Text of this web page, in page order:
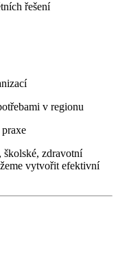
řešení
v regionu
školské, zdravotní
vytvořit efektivní